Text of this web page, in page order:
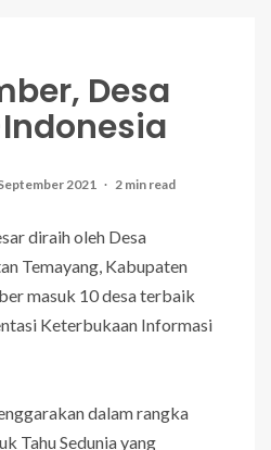
Desa
2021 2 min read
diraih oleh Desa
Temayang, Kabupaten
masuk 10 desa terbaik
Keterbukaan Informasi
dalam rangka
Tahu Sedunia yang